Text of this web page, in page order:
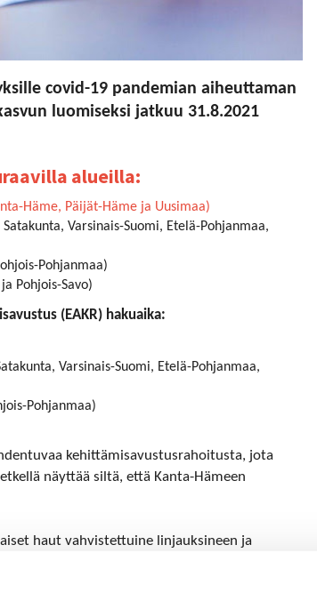
covid-19 pandemian aiheuttaman
luomiseksi jatkuu 31.8.2021
alueilla:
Häme, Päijät-Häme ja Uusimaa)
Varsinais-Suomi, Etelä-Pohjanmaa,
Pohjanmaa)
Pohjois-Savo)
(EAKR) hakuaika:
Varsinais-Suomi, Etelä-Pohjanmaa,
Pohjanmaa)
kehittämisavustusrahoitusta, jota
näyttää siltä, että Kanta-Hämeen
haut vahvistettuine linjauksineen ja